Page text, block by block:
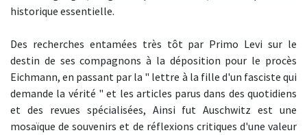
historique essentielle.
Des recherches entamées très tôt par Primo Levi sur le
destin de ses compagnons à la déposition pour le procès
Eichmann, en passant par la " lettre à la fille d'un fasciste qui
demande la vérité " et les articles parus dans des quotidiens
et des revues spécialisées, Ainsi fut Auschwitz est une
mosaïque de souvenirs et de réflexions critiques d'une valeur